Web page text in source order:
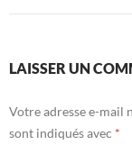
LAISSER UN
Votre adresse e-mail
sont indiqués avec *